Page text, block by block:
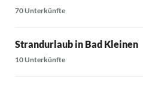
70 Unterkünfte
Strandurlaub in Bad Kleinen
10 Unterkünfte